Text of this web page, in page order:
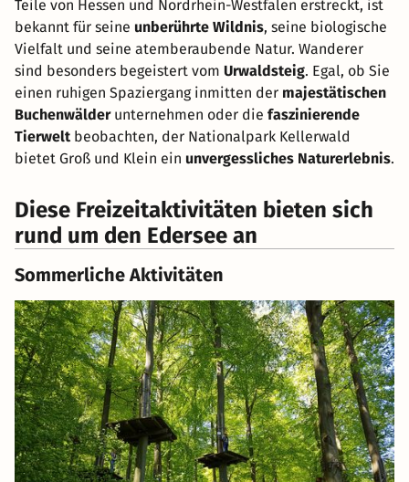
Teile von Hessen und Nordrhein-Westfalen erstreckt, ist
bekannt für seine unberührte Wildnis, seine biologische
Vielfalt und seine atemberaubende Natur. Wanderer
sind besonders begeistert vom Urwaldsteig. Egal, ob Sie
einen ruhigen Spaziergang inmitten der majestätischen
Buchenwälderunternehmen oder die faszinierende
Tierwelt beobachten, der Nationalpark Kellerwald
bietet Groß und Klein ein unvergessliches Naturerlebnis.
Diese Freizeitaktivitäten bieten sich
rund um den Edersee an
Sommerliche Aktivitäten